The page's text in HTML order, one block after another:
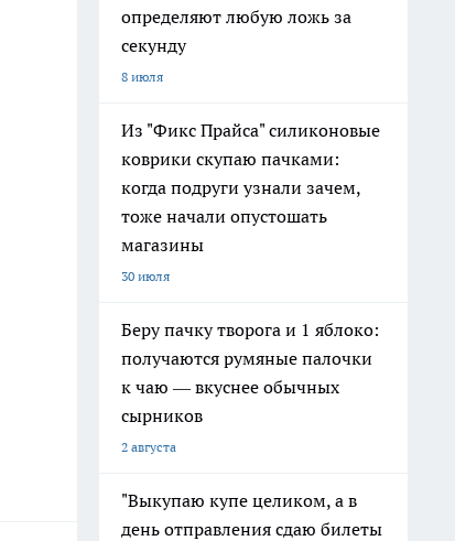
определяют любую ложь за
секунду
8 июля
Из "Фикс Прайса" силиконовые
коврики скупаю пачками:
когда подруги узнали зачем,
тоже начали опустошать
магазины
30 июля
Беру пачку творога и 1 яблоко:
получаются румяные палочки
к чаю — вкуснее обычных
сырников
2 августа
"Выкупаю купе целиком, а в
день отправления сдаю билеты